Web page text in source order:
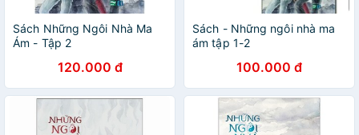
Sách Những Ngôi Nhà Ma
Ám - Tập 2
120.000 đ
Sách - Những ngôi nhà ma
ám tập 1-2
100.000 đ